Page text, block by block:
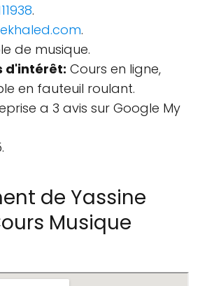
.
.
de musique.
d'intérêt: Cours en ligne,
en fauteuil roulant.
a 3 avis sur Google My
de Yassine
Musique